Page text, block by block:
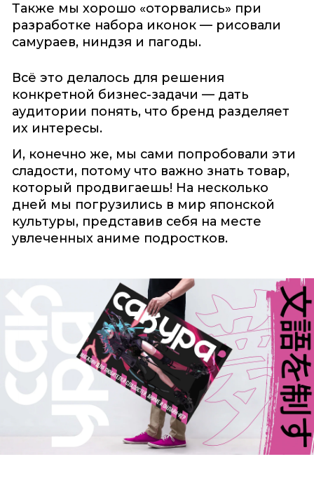
Также мы хорошо «оторвались» при
разработке набора иконок — рисовали
самураев, ниндзя и пагоды.
Всё это делалось для решения
конкретной бизнес-задачи — дать
аудитории понять, что бренд разделяет
их интересы.
И, конечно же, мы сами попробовали эти
сладости, потому что важно знать товар,
который продвигаешь! На несколько
дней мы погрузились в мир японской
культуры, представив себя на месте
увлеченных аниме подростков.